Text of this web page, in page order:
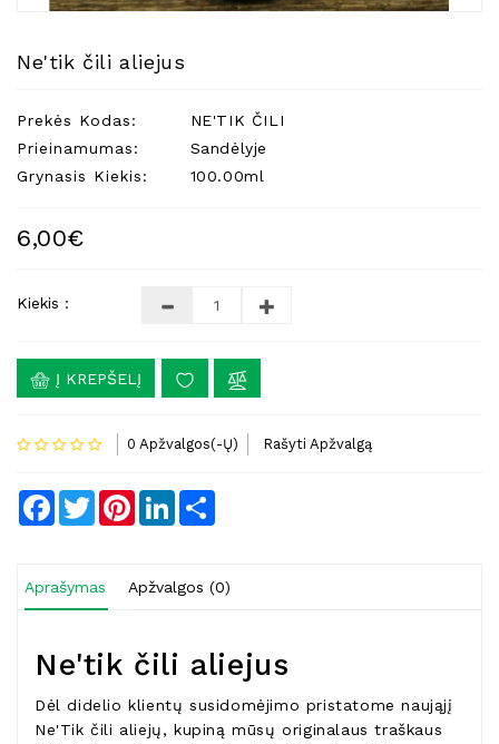
Higienos
Priemonės
Kūdikiams
Reikalai
Ne'tik čili aliejus
Prekės Kodas:
NE'TIK ČILI
Prieinamumas:
Sandėlyje
Grynasis Kiekis:
100.00ml
6,00€
Kiekis :
Į KREPŠELĮ
0 Apžvalgos(-Ų) Rašyti Apžvalgą
Facebook
TwitterPinterestLinkedIn
Aprašymas Apžvalgos (0)
Ne'tik čili aliejus
Dėl didelio klientų susidomėjimo pristatome naująjį
Ne'Tik čili aliejų, kupiną mūsų originalaus traškaus